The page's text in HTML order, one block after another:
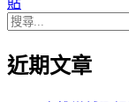
導
覽
章:
搜
關
近期文章